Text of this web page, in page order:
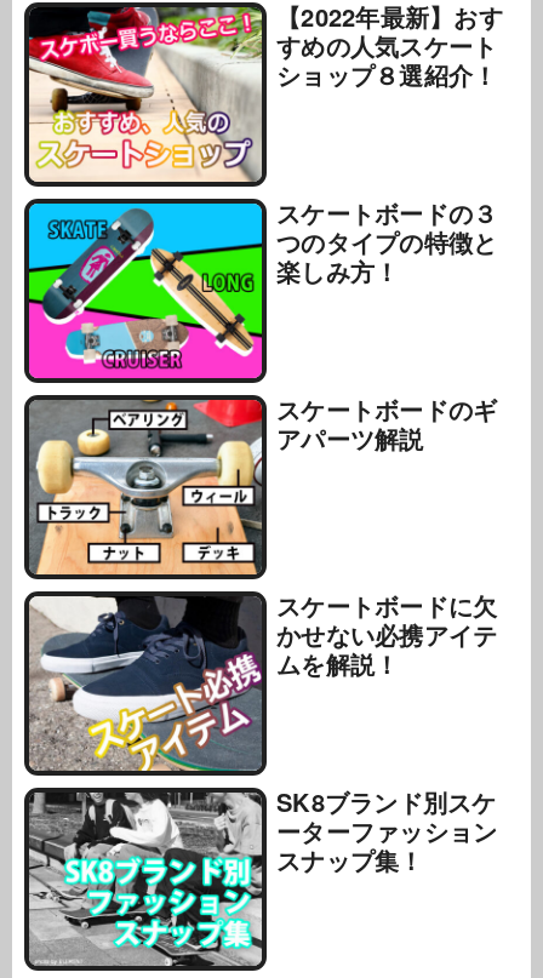
【2022年最新】おす
すめの人気スケート
ショップ８選紹介！
スケートボードの３
つのタイプの特徴と
楽しみ方！
スケートボードのギ
アパーツ解説
スケートボードに欠
かせない必携アイテ
ムを解説！
SK8ブランド別スケ
ーターファッション
スナップ集！